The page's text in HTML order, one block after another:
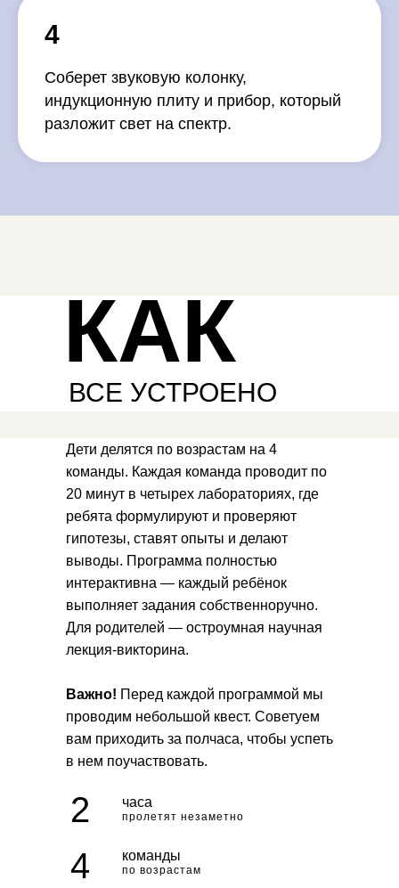
4
Соберет звуковую колонку,
индукционную плиту и прибор, который
разложит свет на спектр.
КАК
ВСЕ УСТРОЕНО
часа
пролетят незаметно
команды
по возрастам
2
4
Дети делятся по возрастам на 4
команды. Каждая команда проводит по
20 минут в четырех лабораториях, где
ребята формулируют и проверяют
гипотезы, ставят опыты и делают
выводы. Программа полностью
интерактивна — каждый ребёнок
выполняет задания собственноручно.
Для родителей — остроумная научная
лекция-викторина.
Важно! Перед каждой программой мы
проводим небольшой квест. Советуем
вам приходить за полчаса, чтобы успеть
в нем поучаствовать.